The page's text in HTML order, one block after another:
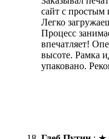
сайт с простым
Легко
Процесс
впечатляет!
высоте. Рамка
упаковано.